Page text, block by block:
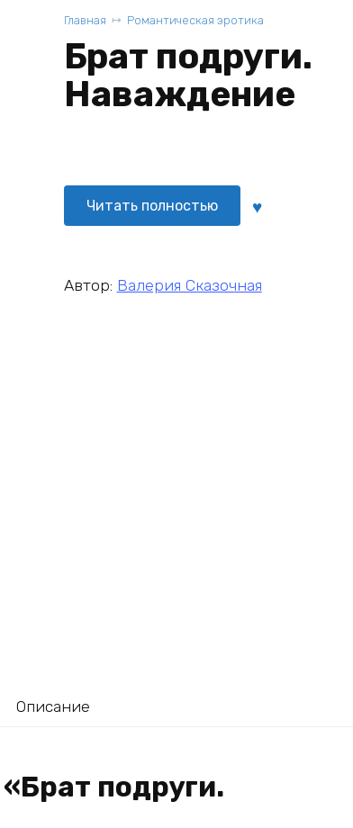
Главная Романтическая эротика
Брат подруги.
Наваждение
Читать полностью
Автор: Валерия Сказочная
Описание
подруги.